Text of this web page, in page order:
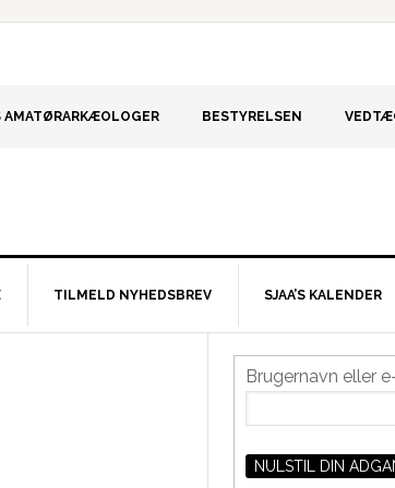
AMATØRARKÆOLOGER BESTYRELSEN
TILMELD NYHEDSBREV SJAA’S KALENDER
Primær
Sidebar
Brugernavn eller